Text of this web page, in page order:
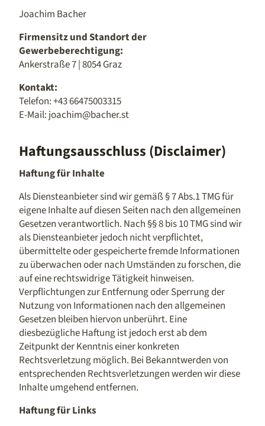
Joachim Bacher
Firmensitz und Standort der
Gewerbeberechtigung:
Ankerstraße 7 | 8054 Graz
Kontakt:
Telefon: +43 66475003315
E-Mail: joachim@bacher.st
Haftungsausschluss (Disclaimer)
Haftung für Inhalte
Als Diensteanbieter sind wir gemäß § 7 Abs.1 TMG für
eigene Inhalte auf diesen Seiten nach den allgemeinen
Gesetzen verantwortlich. Nach §§ 8 bis 10 TMG sind wir
als Diensteanbieter jedoch nicht verpflichtet,
übermittelte oder gespeicherte fremde Informationen
zu überwachen oder nach Umständen zu forschen, die
auf eine rechtswidrige Tätigkeit hinweisen.
Verpflichtungen zur Entfernung oder Sperrung der
Nutzung von Informationen nach den allgemeinen
Gesetzen bleiben hiervon unberührt. Eine
diesbezügliche Haftung ist jedoch erst ab dem
Zeitpunkt der Kenntnis einer konkreten
Rechtsverletzung möglich. Bei Bekanntwerden von
entsprechenden Rechtsverletzungen werden wir diese
Inhalte umgehend entfernen.
Haftung für Links